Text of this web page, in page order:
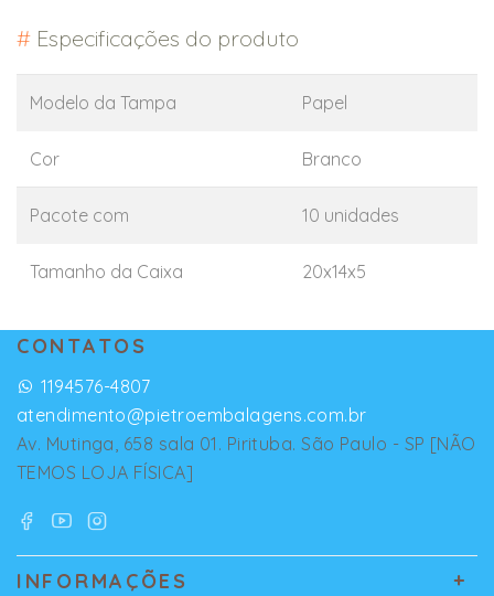
# Especificações do produto
Modelo da Tampa Papel
Cor Branco
Pacote com 10 unidades
Tamanho da Caixa 20x14x5
CONTATOS
1194576-4807
atendimento@pietroembalagens.com.br
Av. Mutinga, 658 sala 01. Pirituba. São Paulo - SP [NÃO
TEMOS LOJA FÍSICA]
INFORMAÇÕES